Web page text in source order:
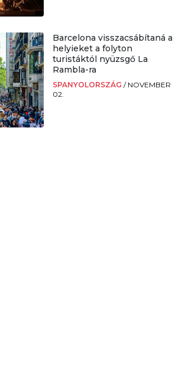
Barcelona visszacsábítaná a
helyieket a folyton
turistáktól nyüzsgő La
Rambla-ra
SPANYOLORSZÁG / NOVEMBER
02.